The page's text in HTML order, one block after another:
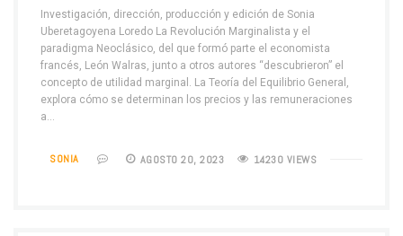
Investigación, dirección, producción y edición de Sonia
Uberetagoyena Loredo La Revolución Marginalista y el
paradigma Neoclásico, del que formó parte el economista
francés, León Walras, junto a otros autores “descubrieron” el
concepto de utilidad marginal. La Teoría del Equilibrio General,
explora cómo se determinan los precios y las remuneraciones
a…
SONIA AGOSTO 20, 2023 14230 VIEWS